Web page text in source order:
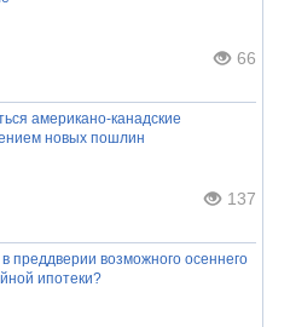
66
американо-канадские
новых пошлин
137
преддверии возможного осеннего
ипотеки?